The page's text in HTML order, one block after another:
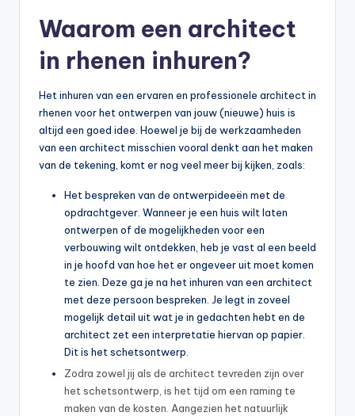
Waarom een architect
in rhenen inhuren?
Het inhuren van een ervaren en professionele architect in
rhenen voor het ontwerpen van jouw (nieuwe) huis is
altijd een goed idee. Hoewel je bij de werkzaamheden
van een architect misschien vooral denkt aan het maken
van de tekening, komt er nog veel meer bij kijken, zoals:
Het bespreken van de ontwerpideeën met de
opdrachtgever. Wanneer je een huis wilt laten
ontwerpen of de mogelijkheden voor een
verbouwing wilt ontdekken, heb je vast al een beeld
in je hoofd van hoe het er ongeveer uit moet komen
te zien. Deze ga je na het inhuren van een architect
met deze persoon bespreken. Je legt in zoveel
mogelijk detail uit wat je in gedachten hebt en de
architect zet een interpretatie hiervan op papier.
Dit is het schetsontwerp.
Zodra zowel jij als de architect tevreden zijn over
het schetsontwerp, is het tijd om een raming te
maken van de kosten. Aangezien het natuurlijk